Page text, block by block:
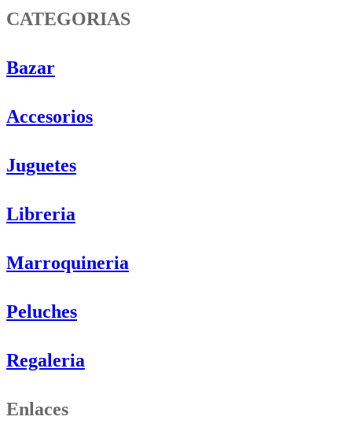
CATEGORIAS
Bazar
Accesorios
Juguetes
Libreria
Marroquineria
Peluches
Regaleria
Enlaces